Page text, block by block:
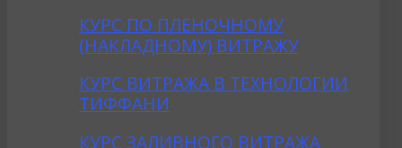
КУРС ПО ПЛЕНОЧНОМУ
(НАКЛАДНОМУ) ВИТРАЖУ
КУРС ВИТРАЖА В ТЕХНОЛОГИИ
ТИФФАНИ
КУРС ЗАЛИВНОГО ВИТРАЖА